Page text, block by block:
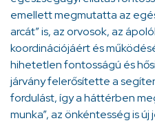
emellett megmutatta az
arcát” is, az orvosok, az
koordinációjáért és
hihetetlen fontosságú és
járvány felerősítette a
fordulást, így a háttérben
munka”, az önkéntesség is